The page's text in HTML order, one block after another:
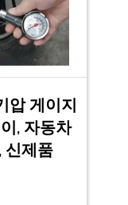
압 게이지
, 자동차
신제품